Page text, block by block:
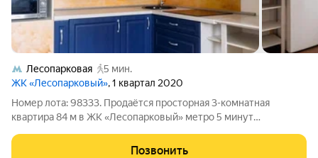
Лесопарковая
5 мин.
ЖК «Лесопарковый», 1 квартал 2020
Номер лота: 98333. Продаётся просторная 3-комнатная
квартира 84 м в ЖК «Лесопарковый» метро 5 минут
комфорт и жизнь рядом с природой. О квартире: удобная
Позвонить